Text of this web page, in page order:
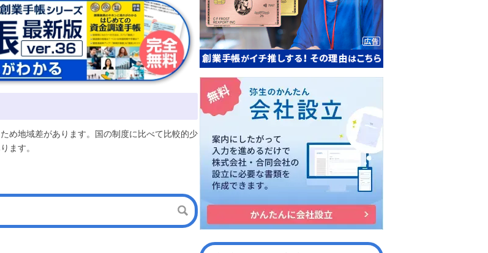
め地域差があります。国の制度に比べて比較的少
ます。